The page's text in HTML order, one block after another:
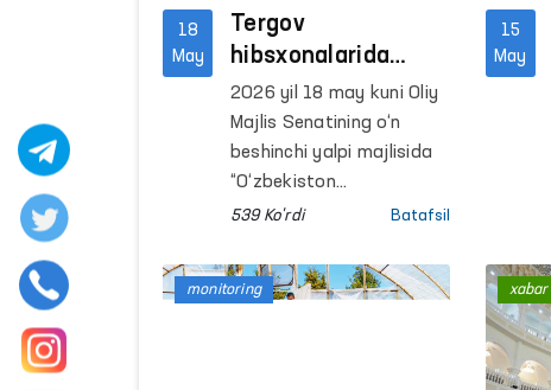
18
May
Tergov
hibsxonalarida
saqlanayotgan
shaxslar uchun
moddiy va huquqiy
kafolatlar
kengaytirilmoqda
2026 yil 18 may kuni Oliy
Majlis Senatining o‘n
beshinchi yalpi majlisida
“O‘zbekiston
Respublikasining ayrim
qo‘shimcha va
o‘zgartirishlar kiritish
539 Ko'rdi Batafsil
15
May
monitoring xabar